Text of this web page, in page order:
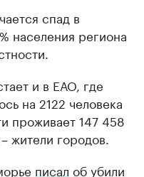
спад в
населения региона
и в ЕАО, где
на 2122 человека
проживает 147 458
жители городов.
писал об убили